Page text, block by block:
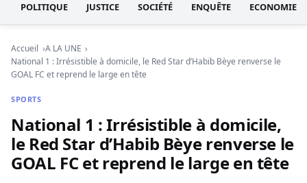
POLITIQUE JUSTICE SOCIÉTÉ ENQUÊTE ECONOMIE
Accueil
A LA UNE
National 1 : Irrésistible à domicile, le Red Star d’Habib Bèye renverse le
GOAL FC et reprend le large en tête
SPORTS
National 1 : Irrésistible à domicile,
le Red Star d’Habib Bèye renverse le
GOAL FC et reprend le large en tête